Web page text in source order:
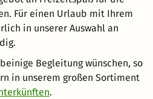
Für einen Urlaub mit Ihrem
in unserer Auswahl an
Begleitung wünschen, so
in unserem großen Sortiment
.